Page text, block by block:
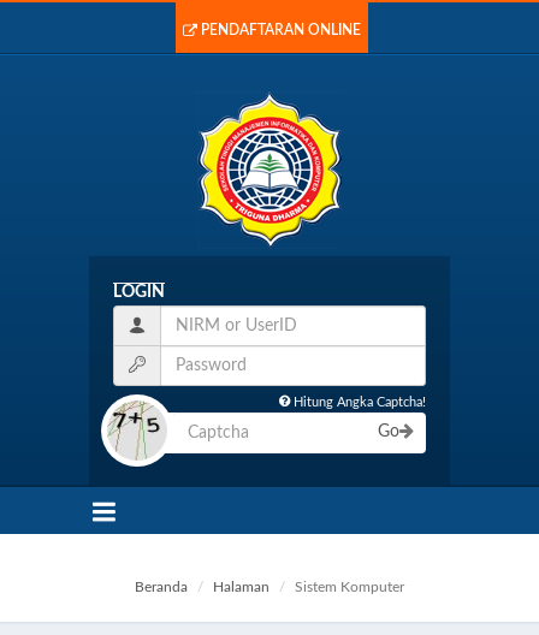
PENDAFTARAN ONLINE
LOGIN
Hitung Angka Captcha!
Go
Beranda Halaman Sistem Komputer